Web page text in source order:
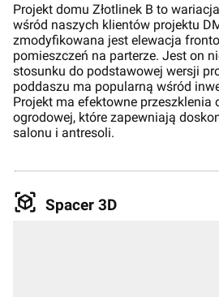
Projekt domu Złotlinek B to
wśród naszych klientów projektu
zmodyfikowana jest elewacja
pomieszczeń na parterze. Jest on
stosunku do podstawowej wersji
poddaszu ma popularną wśród
Projekt ma efektowne przeszklenia
ogrodowej, które zapewniają
salonu i antresoli.
Spacer 3D